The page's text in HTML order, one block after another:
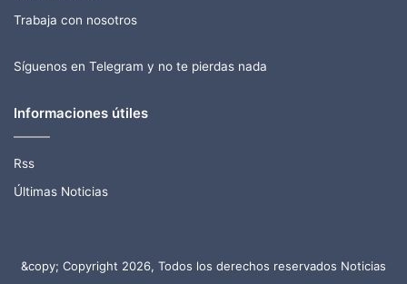
Trabaja con nosotros
Síguenos en Telegram y no te pierdas nada
Informaciones útiles
Rss
Últimas Noticias
&copy; Copyright 2026, Todos los derechos reservados Noticias